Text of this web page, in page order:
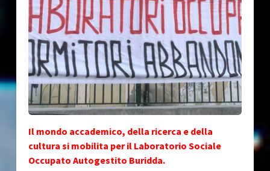
Il mondo accademico, della ricerca e della
cultura si mobilita per il Laboratorio Sociale
Occupato Autogestito Buridda.